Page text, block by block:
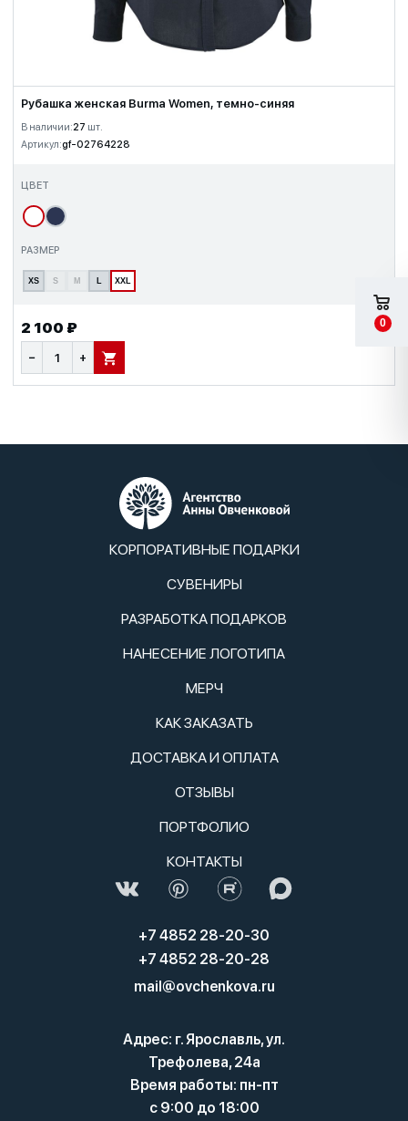
Рубашка женская Burma Women, темно-синяя
В наличии:27 шт.
Артикул:gf-02764228
ЦВЕТ
РАЗМЕР
XS S M L XXL
2 100 ₽
− + В КОРЗИНУ
КОРПОРАТИВНЫЕ ПОДАРКИ
СУВЕНИРЫ
РАЗРАБОТКА ПОДАРКОВ
НАНЕСЕНИЕ ЛОГОТИПА
МЕРЧ
КАК ЗАКАЗАТЬ
ДОСТАВКА И ОПЛАТА
ОТЗЫВЫ
ПОРТФОЛИО
КОНТАКТЫ
+7 4852 28-20-30
+7 4852 28-20-28
mail@ovchenkova.ru
Адрес: г. Ярославль, ул.
Трефолева, 24а
Время работы: пн-пт
с 9:00 до 18:00
0